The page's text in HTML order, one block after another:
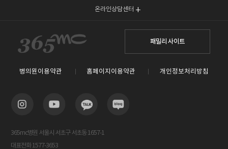
온라인상담센터
패밀리 사이트
병의원이용약관 홈페이지이용약관 개인정보처리방침
365mc병원 서울시 서초구 서초동 1657-1
대표전화 1577-3653